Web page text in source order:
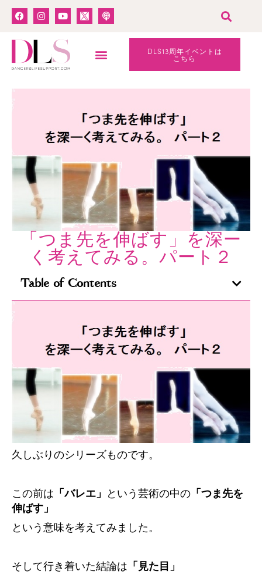
DLS13周年イベントは
こちら
「つま先を伸ばす」を深ー
く考えてみる。パート２
Table of Contents
久しぶりのシリーズものです。
この前は 「バレエ」 という芸術の中の 「つま先を
伸ばす」
という意味を考えてみました。
そして行き着いた結論は 「見た目」